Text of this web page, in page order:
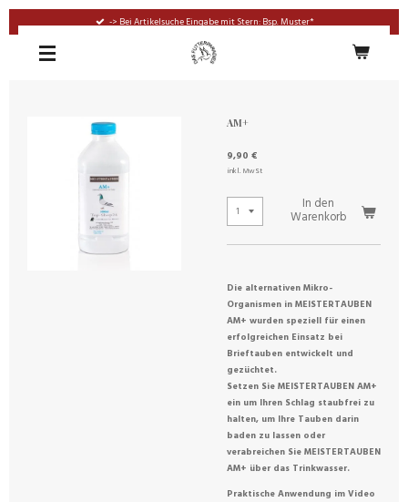
springen
-> Bei Artikelsuche Eingabe mit Stern: Bsp. Muster*
AM+
9,90 €
inkl. MwSt
In den
Warenkorb
Die alternativen Mikro-
Organismen in MEISTERTAUBEN
AM+ wurden speziell für einen
erfolgreichen Einsatz bei
Brieftauben entwickelt und
gezüchtet.
Setzen Sie MEISTERTAUBEN AM+
ein um Ihren Schlag staubfrei zu
halten, um Ihre Tauben darin
baden zu lassen oder
verabreichen Sie MEISTERTAUBEN
AM+ über das Trinkwasser.
Praktische Anwendung im Video